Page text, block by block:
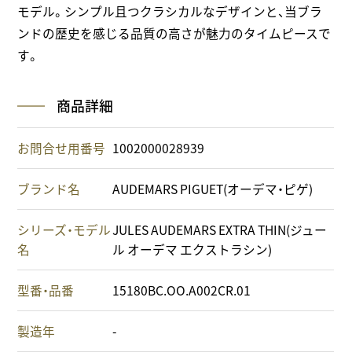
モデル。シンプル且つクラシカルなデザインと、当ブラ
ンドの歴史を感じる品質の高さが魅力のタイムピースで
す。
商品詳細
お問合せ用番号 1002000028939
ブランド名 AUDEMARS PIGUET(オーデマ・ピゲ)
シリーズ・モデル
名
JULES AUDEMARS EXTRA THIN(ジュー
ル オーデマ エクストラシン)
型番・品番 15180BC.OO.A002CR.01
製造年 -